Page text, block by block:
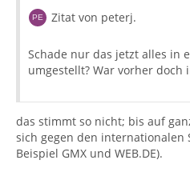
Zitat von peterj.
Schade nur das jetzt alles in
umgestellt? War vorher doch
das stimmt so nicht; bis auf
sich gegen den internationalen
Beispiel GMX und WEB.DE).